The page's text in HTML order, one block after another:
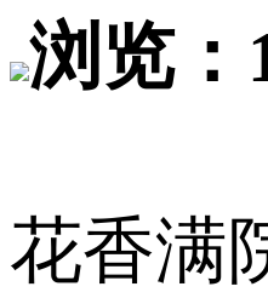
浏览：
花香满